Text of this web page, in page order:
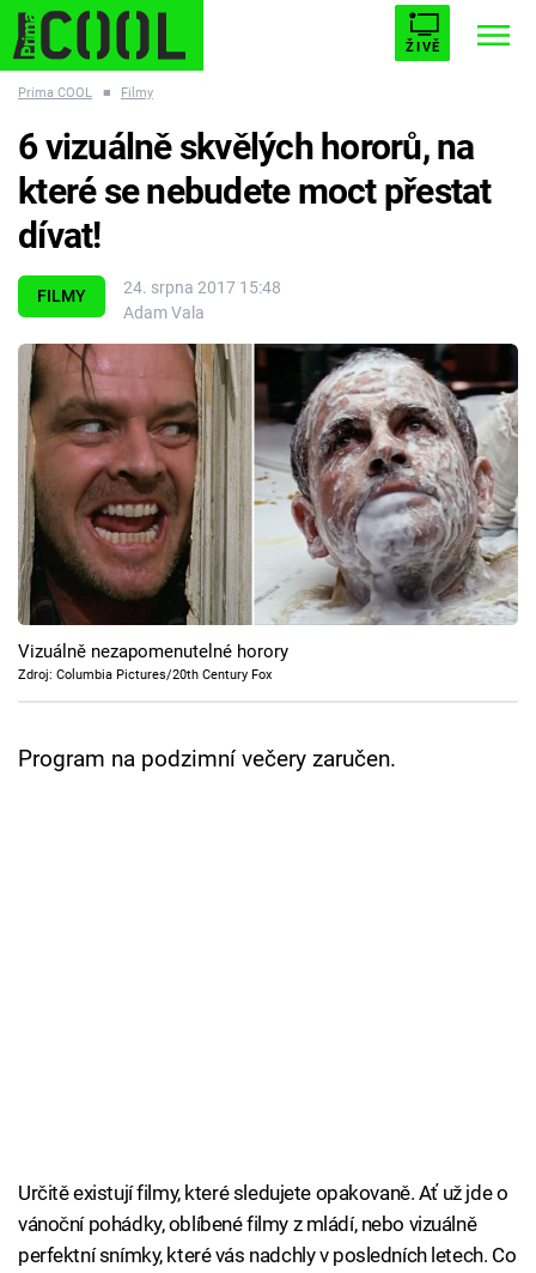
ŽIVĚ
ESCAPE PLNEJ KOTEL AVENGERS 5
Témata
Filmy
Seriály
Hry
Cool Esport
Pořady
TV Program
Prima COOL ■ Filmy
FILMY
24. srpna 2017 15:48
Adam Vala
6 vizuálně skvělých hororů, na
které se nebudete moct přestat
dívat!
Vizuálně nezapomenutelné horory
Zdroj: Columbia Pictures/20th Century Fox
Program na podzimní večery zaručen.
Určitě existují filmy, které sledujete opakovaně. Ať už jde o
vánoční pohádky, oblíbené filmy z mládí, nebo vizuálně
perfektní snímky, které vás nadchly v posledních letech. Co